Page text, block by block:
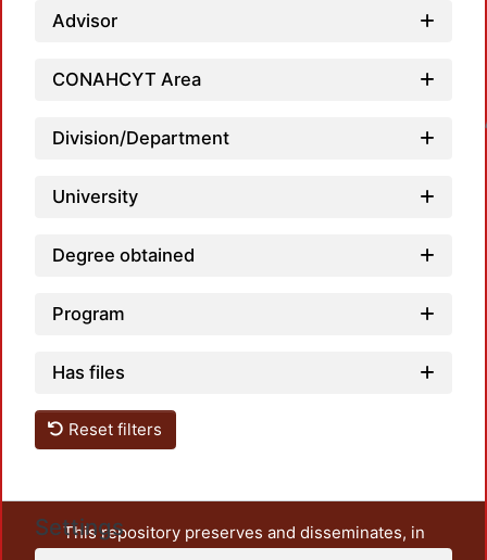
Advisor
CONAHCYT Area
Division/Department
University
Degree obtained
Program
Has files
Reset filters
Settings
This repository preserves and disseminates, in